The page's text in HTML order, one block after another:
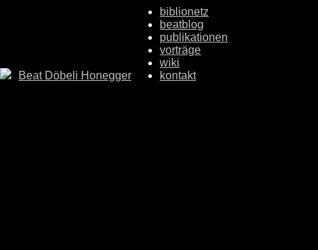
Beat Döbeli Honegger
biblionetz
beatblog
publikationen
vorträge
wiki
kontakt